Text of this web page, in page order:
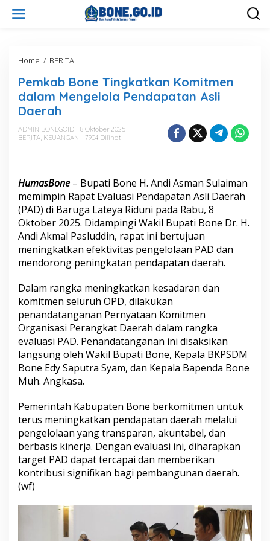
Home / BERITA
m
k
a
o
g
k
a
t
k
a
n
o
m
i
t
m
e
n
d
a
l
m
M
e
n
g
e
l
a
n
Pemkab Bone Tingkatkan Komitmen
dalam Mengelola Pendapatan Asli
Daerah
ADMIN BONEGOID
8 Oktober 2025
BERITA, KEUANGAN 7904 Dilihat
HumasBone – Bupati Bone H. Andi Asman Sulaiman
memimpin Rapat Evaluasi Pendapatan Asli Daerah
(PAD) di Baruga Lateya Riduni pada Rabu, 8
Oktober 2025. Didampingi Wakil Bupati Bone Dr. H.
Andi Akmal Pasluddin, rapat ini bertujuan
meningkatkan efektivitas pengelolaan PAD dan
mendorong peningkatan pendapatan daerah.
Dalam rangka meningkatkan kesadaran dan
komitmen seluruh OPD, dilakukan
penandatanganan Pernyataan Komitmen
Organisasi Perangkat Daerah dalam rangka
evaluasi PAD. Penandatanganan ini disaksikan
langsung oleh Wakil Bupati Bone, Kepala BKPSDM
Bone Edy Saputra Syam, dan Kepala Bapenda Bone
Muh. Angkasa.
Pemerintah Kabupaten Bone berkomitmen untuk
terus meningkatkan pendapatan daerah melalui
pengelolaan yang transparan, akuntabel, dan
berbasis kinerja. Dengan evaluasi ini, diharapkan
target PAD dapat tercapai dan memberikan
kontribusi signifikan bagi pembangunan daerah.
(wf)